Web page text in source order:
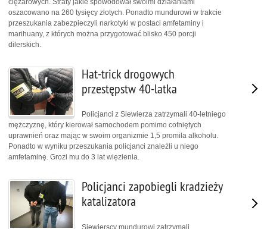
oszacowano na 260 tysięcy złotych. Ponadto mundurowi w trakcie
przeszukania zabezpieczyli narkotyki w postaci amfetaminy i
marihuany, z których można przygotować blisko 450 porcji
dilerskich.
Hat-trick drogowych
przestępstw 40-latka
Policjanci z Siewierza zatrzymali 40-letniego
mężczyznę, który kierował samochodem pomimo cofniętych
uprawnień oraz mając w swoim organizmie 1,5 promila alkoholu.
Ponadto w wyniku przeszukania policjanci znaleźli u niego
amfetaminę. Grozi mu do 3 lat więzienia.
Policjanci zapobiegli kradzieży
katalizatora
Siewierscy mundurowi zatrzymali